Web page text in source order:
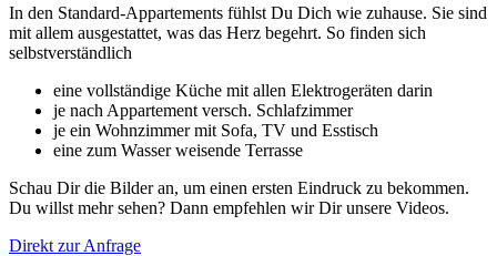
In den Standard-Appartements fühlst Du Dich wie zuhause. Sie sind
mit allem ausgestattet, was das Herz begehrt. So finden sich
selbstverständlich
eine vollständige Küche mit allen Elektrogeräten darin
je nach Appartement versch. Schlafzimmer
je ein Wohnzimmer mit Sofa, TV und Esstisch
eine zum Wasser weisende Terrasse
Schau Dir die Bilder an, um einen ersten Eindruck zu bekommen.
Du willst mehr sehen? Dann empfehlen wir Dir unsere Videos.
Direkt zur Anfrage